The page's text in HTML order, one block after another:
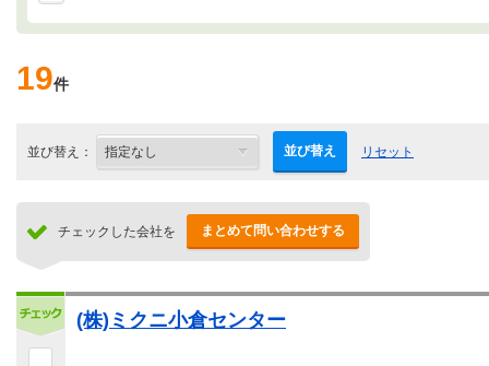
19件
並び替え： 並び替え リセット
チェックした会社を まとめて問い合わせする
(株)ミクニ小倉センター